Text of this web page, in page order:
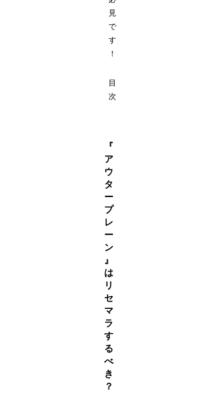
見
で
す
！
目
次
『
ア
ウ
タ
ー
プ
レ
ー
ン
』
は
リ
セ
マ
ラ
す
る
べ
き
？